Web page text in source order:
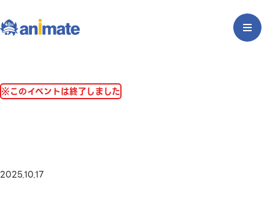
※このイベントは終了しました
2025.10.17